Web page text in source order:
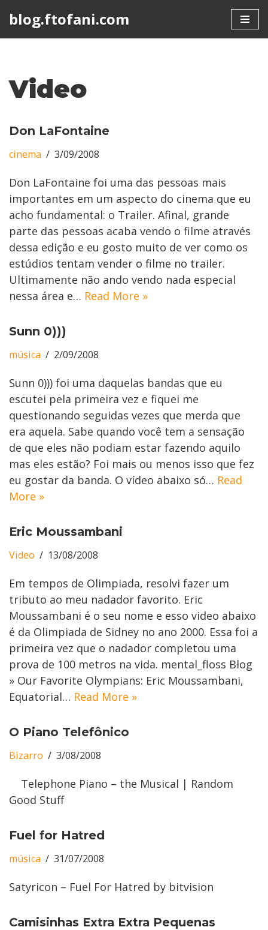
blog.ftofani.com
Video
Don LaFontaine
cinema 3/09/2008
Don LaFontaine foi uma das pessoas mais
importantes em um aspecto do cinema que eu
acho fundamental: o Trailer. Afinal, grande
parte das pessoas acaba vendo o filme através
dessa edição e eu gosto muito de ver como os
estúdios tentam vender o filme no trailer.
Ultimamente não ando vendo nada especial
nessa área e… Read More »
Sunn 0)))
música 2/09/2008
Sunn 0))) foi uma daquelas bandas que eu
escutei pela primeira vez e fiquei me
questionando seguidas vezes que merda que
era aquela. Sabe quando você tem a sensação
de que eles não podiam estar fazendo aquilo
mas eles estão? Foi mais ou menos isso que fez
eu gostar da banda. O vídeo abaixo só… Read
More »
Eric Moussambani
Video 13/08/2008
Em tempos de Olimpiada, resolvi fazer um
tributo ao meu nadador favorito. Eric
Moussambani é o seu nome e esso video abaixo
é da Olimpiada de Sidney no ano 2000. Essa foi a
primeira vez que o nadador completou uma
prova de 100 metros na vida. mental_floss Blog
» Our Favorite Olympians: Eric Moussambani,
Equatorial… Read More »
O Piano Telefônico
Bizarro 3/08/2008
Telephone Piano – the Musical | Random
Good Stuff
Fuel for Hatred
música 31/07/2008
Satyricon – Fuel For Hatred by bitvision
Camisinhas Extra Extra Pequenas